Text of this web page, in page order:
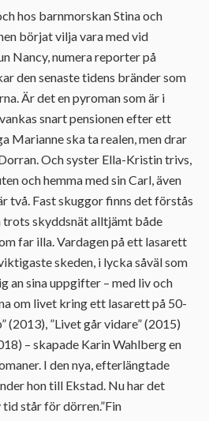
hos barnmorskan Stina och
börjat vilja vara med vid
Nancy, numera reporter på
den senaste tidens bränder som
Är det en pyroman som är i
snart pensionen efter ett
Marianne ska ta realen, men drar
Och syster Ella-Kristin trivs,
och hemma med sin Carl, även
två. Fast skuggor finns det förstås
trots skyddsnät alltjämt både
far illa. Vardagen på ett lasarett
skeden, i lycka såväl som
an sina uppgifter – med liv och
om livet kring ett lasarett på 50-
(2013), ”Livet går vidare” (2015)
– skapade Karin Wahlberg en
I den nya, efterlängtade
hon till Ekstad. Nu har det
står för dörren.”Fin